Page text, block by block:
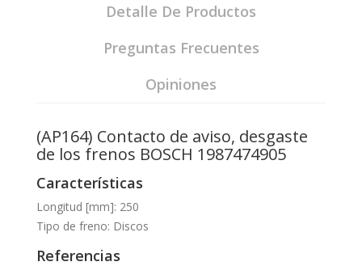
Detalle De Productos
Preguntas Frecuentes
Opiniones
(AP164) Contacto de aviso, desgaste
de los frenos BOSCH 1987474905
Características
Longitud [mm]: 250
Tipo de freno: Discos
Referencias